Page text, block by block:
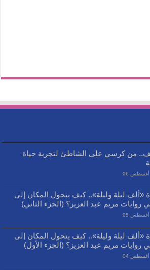
من كرسي على الشاطئ لتجربة حياة
«ألف ليلة وليلة».. كيف يتحول المكان إلى
روايات مريم عبد العزيز؟ (الجزء الثاني)
«ألف ليلة وليلة».. كيف يتحول المكان إلى
روايات مريم عبد العزيز؟ (الجزء الأول)